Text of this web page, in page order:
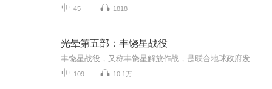
45 1818
光晕第五部：丰饶星战役
109 10.1万